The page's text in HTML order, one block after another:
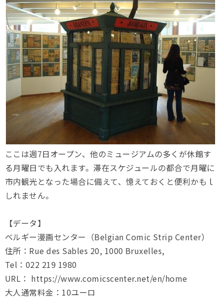
ここは週7日オープン、他のミュージアムの多くが休館す
る月曜日でも入れます。滞在スケジュールの都合で月曜に
市内観光となった場合に備えて、憶えておくと便利かもｌ
しれません。
【データ】
ベルギー漫画センター（Belgian Comic Strip Center）
住所：Rue des Sables 20, 1000 Bruxelles,
Tel：022 219 1980
URL： https://www.comicscenter.net/en/home
大人通常料金：10ユーロ